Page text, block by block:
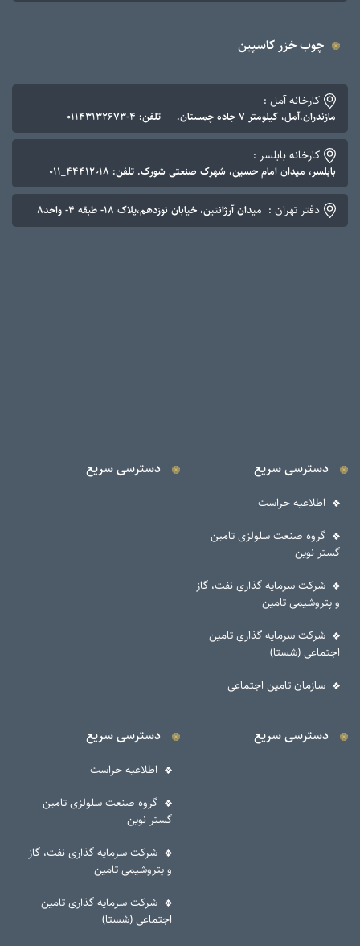
چوب خزر کاسپین
کارخانه آمل :
مازندران،آمل، کیلومتر ۷ جاده چمستان. تلفن: ۴-۰۱۱۴۳۱۳۲۶۷۳
کارخانه بابلسر :
بابلسر، میدان امام حسین، شهرک صنعتی شورک. تلفن: ۴۴۴۱۲۰۱۸_۰۱۱
دفتر تهران : میدان آرژانتین، خیابان نوزدهم،پلاک ۱۸- طبقه ۴- واحد۸
دسترسی سریع
اطلاعیه حراست
گروه صنعت سلولزی تامین
گستر نوین
شرکت سرمایه گذاری نفت، گاز
و پتروشیمی تامین
شرکت سرمایه گذاری تامین
اجتماعی (شستا)
سازمان تامین اجتماعی
دسترسی سریع
دسترسی سریع دسترسی سریع
اطلاعیه حراست
گروه صنعت سلولزی تامین
گستر نوین
شرکت سرمایه گذاری نفت، گاز
و پتروشیمی تامین
شرکت سرمایه گذاری تامین
اجتماعی (شستا)